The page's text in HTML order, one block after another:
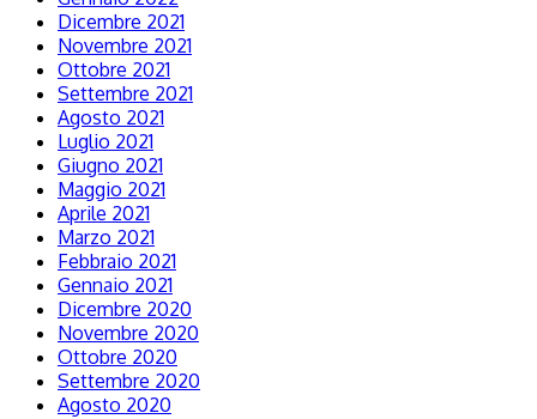
Dicembre 2021
Novembre 2021
Ottobre 2021
Settembre 2021
Agosto 2021
Luglio 2021
Giugno 2021
Maggio 2021
Aprile 2021
Marzo 2021
Febbraio 2021
Gennaio 2021
Dicembre 2020
Novembre 2020
Ottobre 2020
Settembre 2020
Agosto 2020